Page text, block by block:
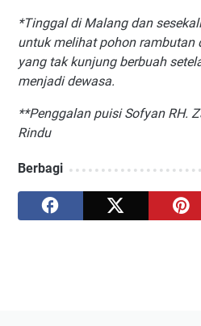
*Tinggal di Malang dan
untuk melihat pohon rambutan
yang tak kunjung berbuah
menjadi dewasa.
**Penggalan puisi Sofyan RH.
Rindu
Berbagi